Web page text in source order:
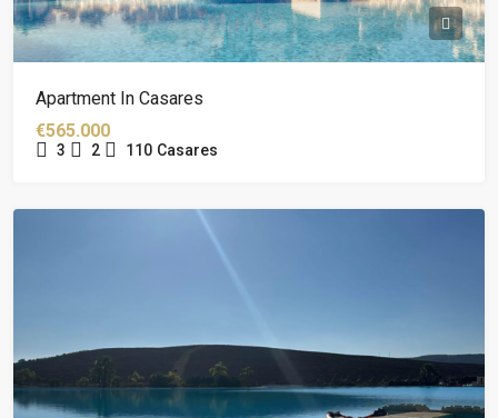
Apartment In Casares
€565.000
3 2 110 Casares